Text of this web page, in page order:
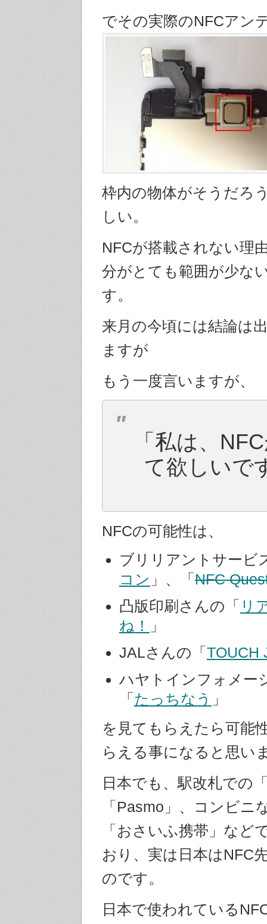
でその実際のNFCアン
枠内の物体がそうだろ
しい。
NFCが搭載されない理
分がとても範囲が少な
す。
来月の今頃には結論は
ますが
もう一度言いますが、
「私は、
て欲しいで
NFCの可能性は、
ブリリアントサービ
コン 」、「 NFC
凸版印刷さんの「 リ
ね！
」
JALさんの「 TOUCH
ハヤトインフォメー
「 たっちなう 」
を見てもらえたら可能
らえる事になると思い
日本でも、駅改札での
「Pasmo」、コンビニ
「おさいふ携帯」など
おり、実は日本はNFC
のです。
日本で使われている